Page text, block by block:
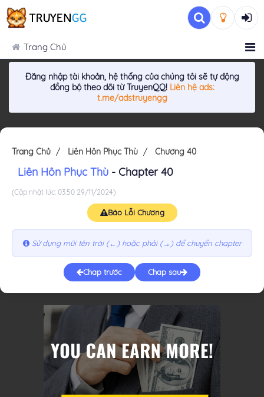
Trang Chủ
Đăng nhập tài khoản, hệ thống của chúng tôi sẽ tự động
đồng bộ theo dõi từ TruyenQQ! Liên hệ ads:
t.me/adstruyengg
Trang Chủ Liên Hôn Phục Thù Chương 40
Liên Hôn Phục Thù - Chapter 40
(Cập nhật lúc: 03:50 29/11/2024)
Báo Lỗi Chương
Sử dụng mũi tên trái (←) hoặc phải (→) để chuyển chapter
Chap trước Chap sau